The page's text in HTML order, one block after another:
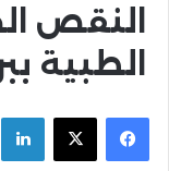
النقص
الطبية
Facebook
X